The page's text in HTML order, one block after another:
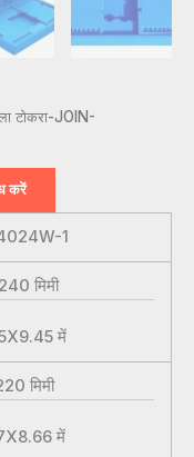
टोकरा-JOIN-
करें
1
मिमी
में
मिमी
में